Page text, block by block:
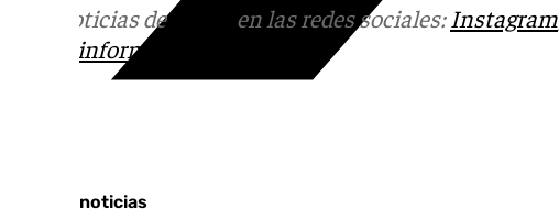
Más noticias de101TV en las redes sociales: Instagram
informativos@101tv.es
Últimas noticias